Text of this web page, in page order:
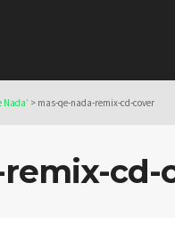
Nada’ > mas-qe-nada-remix-cd-cover
cd-